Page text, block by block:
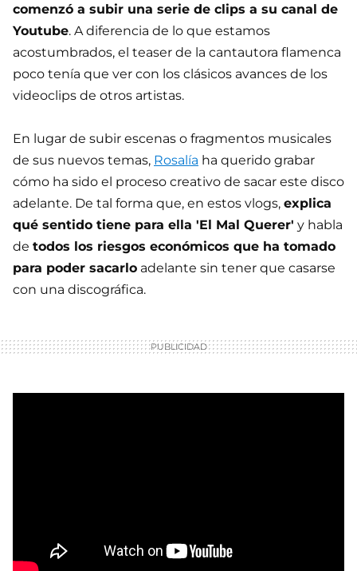
comenzó a subir una serie de clips a su canal de
Youtube. A diferencia de lo que estamos
acostumbrados, el teaser de la cantautora flamenca
poco tenía que ver con los clásicos avances de los
videoclips de otros artistas.
En lugar de subir escenas o fragmentos musicales
de sus nuevos temas, Rosalía ha querido grabar
cómo ha sido el proceso creativo de sacar este disco
adelante. De tal forma que, en estos vlogs, explica
qué sentido tiene para ella 'El Mal Querer' y habla
de todos los riesgos económicos que ha tomado
para poder sacarlo adelante sin tener que casarse
con una discográfica.